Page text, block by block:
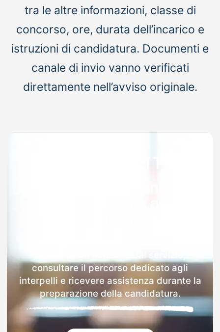
tra le altre informazioni, classe di
concorso, ore, durata dell’incarico e
istruzioni di candidatura. Documenti e
canale di invio vanno verificati
direttamente nell’avviso originale.
consultare il percorso dedicato agli
interpelli e ricevere assistenza durante la
preparazione della candidatura.